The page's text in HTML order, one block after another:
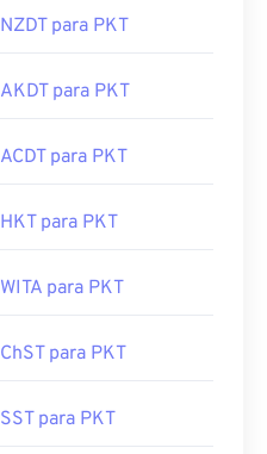
NZDT para PKT
AKDT para PKT
ACDT para PKT
HKT para PKT
WITA para PKT
ChST para PKT
SST para PKT